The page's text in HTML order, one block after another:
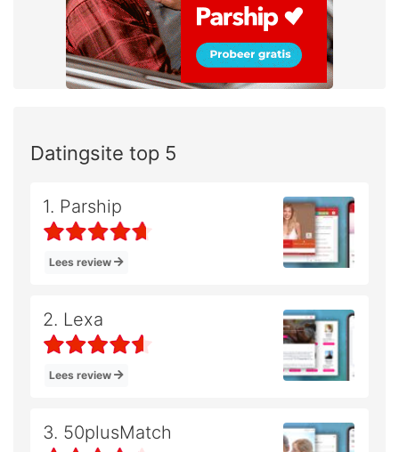
Datingsite top 5
1. Parship
Lees review
2. Lexa
Lees review
3. 50plusMatch